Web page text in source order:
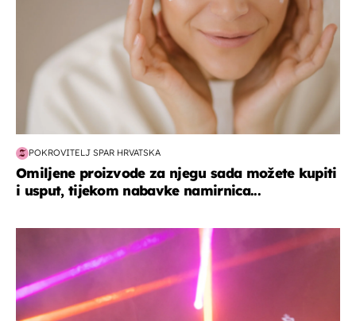
POKROVITELJ SPAR HRVATSKA
Omiljene proizvode za njegu sada možete kupiti
i usput, tijekom nabavke namirnica...